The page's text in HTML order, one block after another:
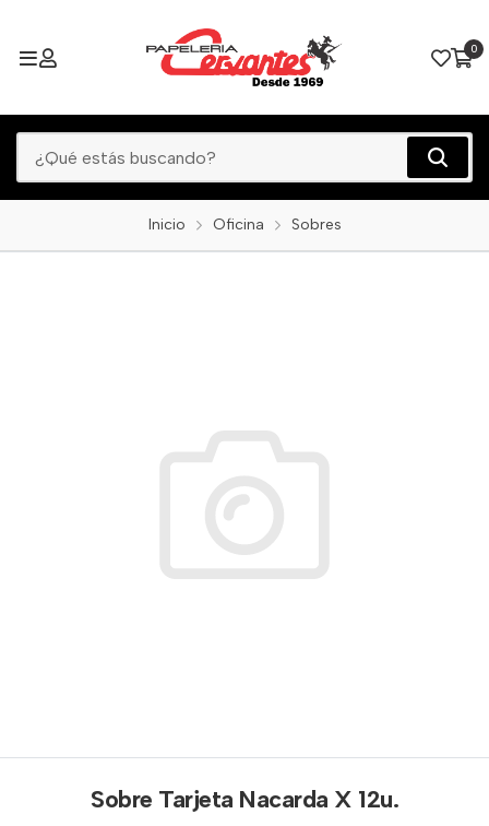
0
Inicio Oficina Sobres
Sobre Tarjeta Nacarda X 12u.